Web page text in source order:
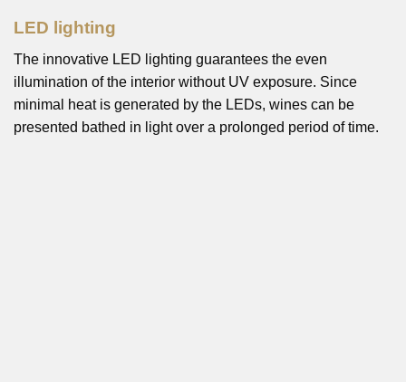
LED lighting
The innovative LED lighting guarantees the even
illumination of the interior without UV exposure. Since
minimal heat is generated by the LEDs, wines can be
presented bathed in light over a prolonged period of time.